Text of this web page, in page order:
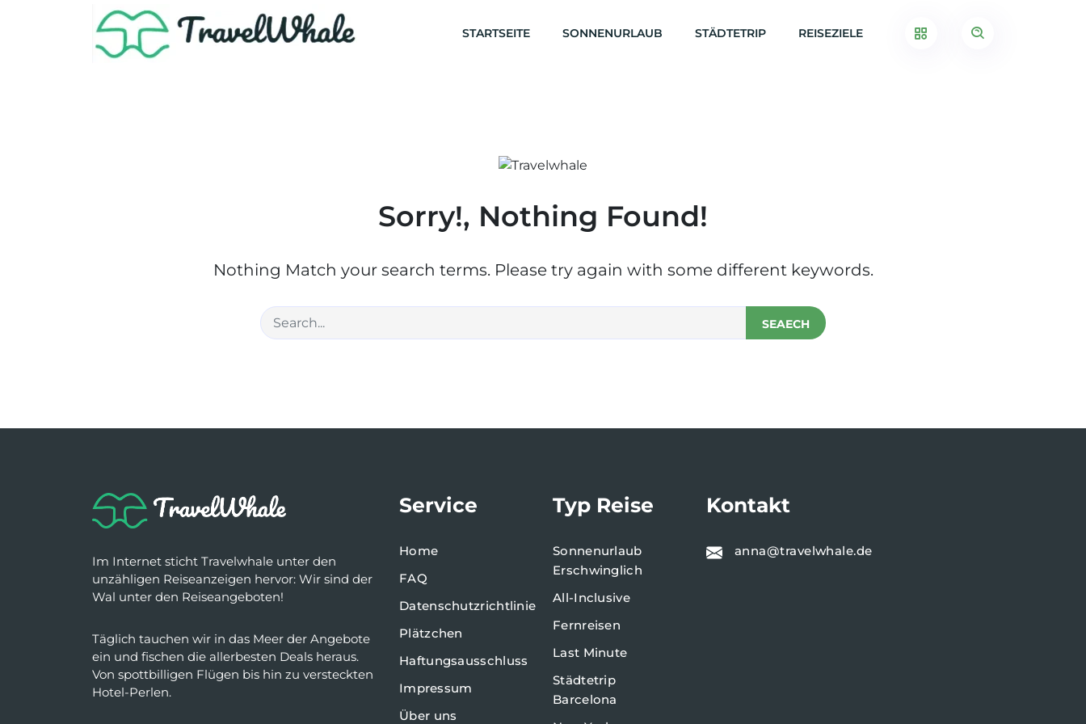
STARTSEITE SONNENURLAUB STÄDTETRIP REISEZIELE
Sorry!, Nothing Found!
Nothing Match your search terms. Please try again with some different keywords.
SEAECH
Im Internet sticht Travelwhale unter den
unzähligen Reiseanzeigen hervor: Wir sind der
Wal unter den Reiseangeboten!
Täglich tauchen wir in das Meer der Angebote
ein und fischen die allerbesten Deals heraus.
Von spottbilligen Flügen bis hin zu versteckten
Hotel-Perlen.
Service
Home
FAQ
Datenschutzrichtlinie
Plätzchen
Haftungsausschluss
Impressum
Über uns
Typ Reise
Sonnenurlaub
Erschwinglich
All-Inclusive
Fernreisen
Last Minute
Städtetrip
Barcelona
Kontakt
anna@travelwhale.de